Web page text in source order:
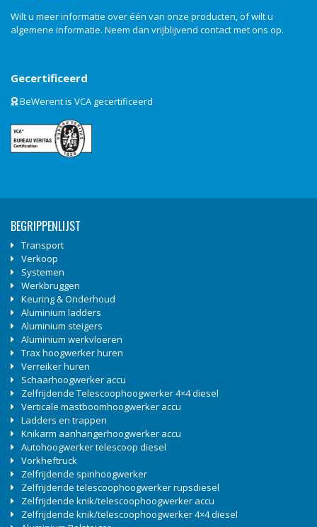
Wilt u meer informatie over één van onze producten, of wilt u
algemene informatie. Neem dan vrijblijvend contactmet ons op.
Gecertificeerd
BeWerent is VCA gecertificeerd
BEGRIPPENLIJST
Transport
Verkoop
Systemen
Werkbruggen
Keuring & Onderhoud
Aluminium ladders
Aluminium steigers
Aluminium werkvloeren
Trax hoogwerker huren
Verreiker huren
Schaarhoogwerker accu
Zelfrijdende Telescoophoogwerker 4×4 diesel
Verticale mastboomhoogwerker accu
Ladders en trappen
Knikarm aanhangerhoogwerker accu
Autohoogwerker telescoop diesel
Vorkheftruck
Zelfrijdende spinhoogwerker
Zelfrijdende telescoophoogwerker rupsdiesel
Zelfrijdende knik/telescoophoogwerker accu
Zelfrijdende knik/telescoophoogwerker 4×4 diesel